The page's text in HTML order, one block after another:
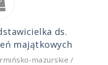
ds.
majątkowych
mazurskie /